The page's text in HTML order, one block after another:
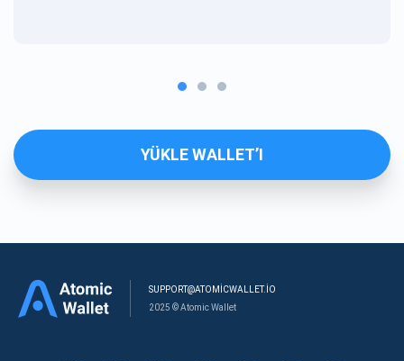
YÜKLE WALLET’I
SUPPORT@ATOMICWALLET.IO
2025 © Atomic Wallet